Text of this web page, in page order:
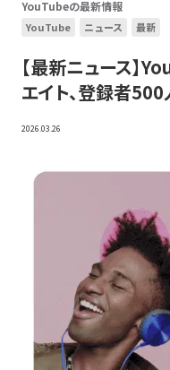
YouTubeの最新情報
YouTube ニュース 最新
【最新ニュース】
エイト、登録者
2026.03.26